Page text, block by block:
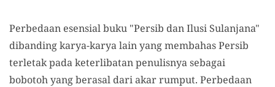
Perbedaan esensial buku "Persib dan Ilusi Sulanjana"
dibanding karya-karya lain yang membahas Persib
terletak pada keterlibatan penulisnya sebagai
bobotoh yang berasal dari akar rumput. Perbedaan